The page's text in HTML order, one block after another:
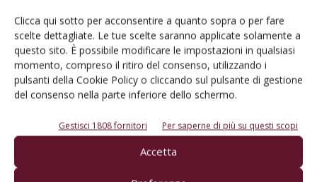
Clicca qui sotto per acconsentire a quanto sopra o per fare
scelte dettagliate. Le tue scelte saranno applicate solamente a
questo sito. È possibile modificare le impostazioni in qualsiasi
momento, compreso il ritiro del consenso, utilizzando i
pulsanti della Cookie Policy o cliccando sul pulsante di gestione
del consenso nella parte inferiore dello schermo.
Gestisci 1808 fornitori Per saperne di più su questi scopi
Accetta